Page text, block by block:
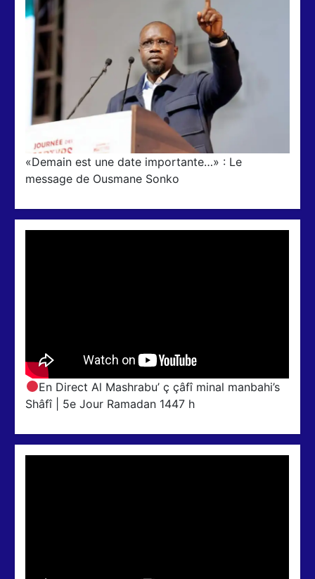
«Demain est une date importante…» : Le
message de Ousmane Sonko
En Direct Al Mashrabu’ ç çâfî minal manbahi’s
Shâfî | 5e Jour Ramadan 1447 h